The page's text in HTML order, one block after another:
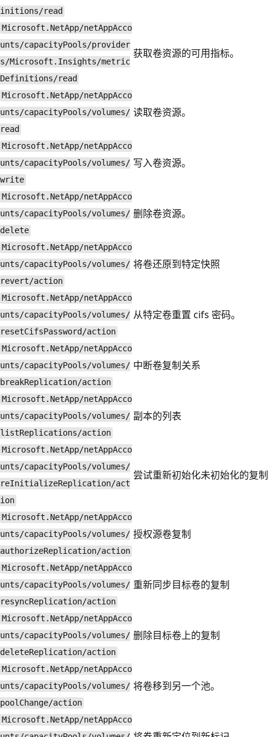
initions/read
Microsoft.NetApp/netAppAcco
unts/capacityPools/provider
s/Microsoft.Insights/metric
Definitions/read
获取卷资源的可用指标。
Microsoft.NetApp/netAppAcco
unts/capacityPools/volumes/
read
读取卷资源。
Microsoft.NetApp/netAppAcco
unts/capacityPools/volumes/
write
写入卷资源。
Microsoft.NetApp/netAppAcco
unts/capacityPools/volumes/
delete
删除卷资源。
Microsoft.NetApp/netAppAcco
unts/capacityPools/volumes/
revert/action
将卷还原到特定快照
Microsoft.NetApp/netAppAcco
unts/capacityPools/volumes/
resetCifsPassword/action
从特定卷重置 cifs 密码。
Microsoft.NetApp/netAppAcco
unts/capacityPools/volumes/
breakReplication/action
中断卷复制关系
Microsoft.NetApp/netAppAcco
unts/capacityPools/volumes/
listReplications/action
副本的列表
Microsoft.NetApp/netAppAcco
unts/capacityPools/volumes/
reInitializeReplication/act
ion
尝试重新初始化未初始化的复制
Microsoft.NetApp/netAppAcco
unts/capacityPools/volumes/
authorizeReplication/action
授权源卷复制
Microsoft.NetApp/netAppAcco
unts/capacityPools/volumes/
resyncReplication/action
重新同步目标卷的复制
Microsoft.NetApp/netAppAcco
unts/capacityPools/volumes/
deleteReplication/action
删除目标卷上的复制
Microsoft.NetApp/netAppAcco
unts/capacityPools/volumes/
poolChange/action
将卷移到另一个池。
Microsoft.NetApp/netAppAcco